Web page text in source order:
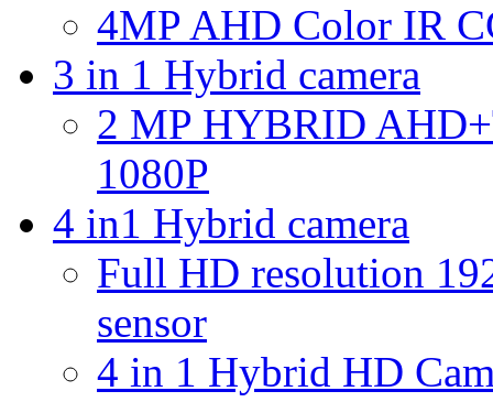
4MP AHD Color IR
3 in 1 Hybrid camera
2 MP HYBRID
1080P
4 in1 Hybrid camera
Full HD resolution
sensor
4 in 1 Hybrid HD